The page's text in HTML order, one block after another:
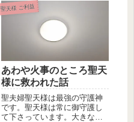
聖天様 ご利益
あわや火事のところ聖天
様に救われた話
聖夫婦聖天様は最強の守護神
です。聖天様は常に御守護し
て下さっています。大きな災